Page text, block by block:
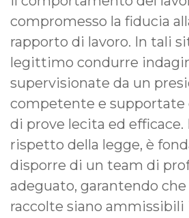
compromesso la fiducia
rapporto di lavoro. In tali
legittimo condurre
supervisionate da un
competente e supportate
di prove lecita ed efficace.
rispetto della legge, è
disporre di un team di
adeguato, garantendo che
raccolte siano ammissibili